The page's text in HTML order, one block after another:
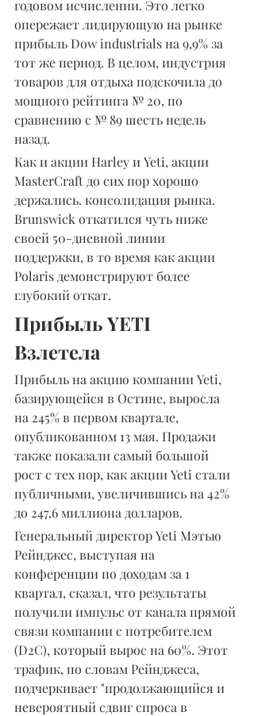
годовом исчислении. Это легко
опережает лидирующую на рынке
прибыль Dow industrials на 9,9% за
тот же период. В целом, индустрия
товаров для отдыха подскочила до
мощного рейтинга № 20, по
сравнению с № 89 шесть недель
назад.
Как и акции Harley и Yeti, акции
MasterCraft до сих пор хорошо
держались. консолидация рынка.
Brunswick откатился чуть ниже
своей 50-дневной линии
поддержки, в то время как акции
Polaris демонстрируют более
глубокий откат.
Прибыль YETI
Взлетела
Прибыль на акцию компании Yeti,
базирующейся в Остине, выросла
на 245% в первом квартале,
опубликованном 13 мая. Продажи
также показали самый большой
рост с тех пор, как акции Yeti стали
публичными, увеличившись на 42%
до 247,6 миллиона долларов.
Генеральный директор Yeti Мэтью
Рейнджес, выступая на
конференции по доходам за 1
квартал, сказал, что результаты
получили импульс от канала прямой
связи компании с потребителем
(D2C), который вырос на 60%. Этот
трафик, по словам Рейнджеса,
подчеркивает "продолжающийся и
невероятный сдвиг спроса в